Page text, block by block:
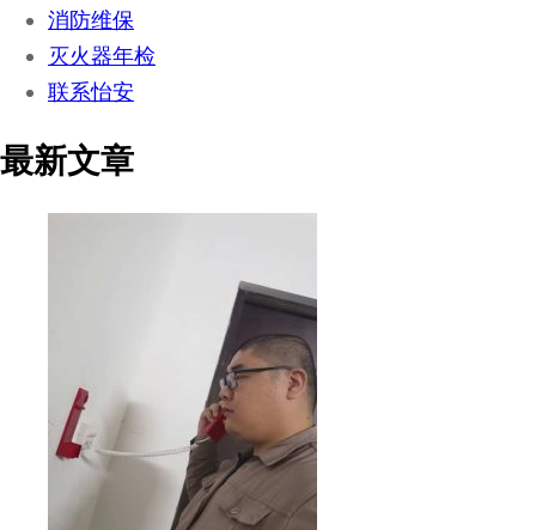
消防维保
灭火器年检
联系怡安
最新文章